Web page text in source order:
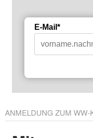
E-Mail*
ANMELDUNG ZUM